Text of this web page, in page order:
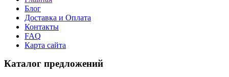
Блог
Доставка и Оплата
Контакты
FAQ
Карта сайта
Каталог предложений